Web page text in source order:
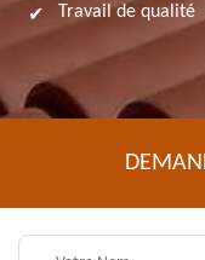
Travail de qualité